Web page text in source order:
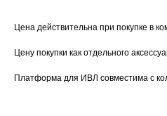
Цена действительна при покупке в
Цену покупки как отдельного
Платформа для ИВЛ совместима c